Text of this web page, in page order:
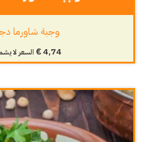
وجبة شاورما
€4,74 السعر لا